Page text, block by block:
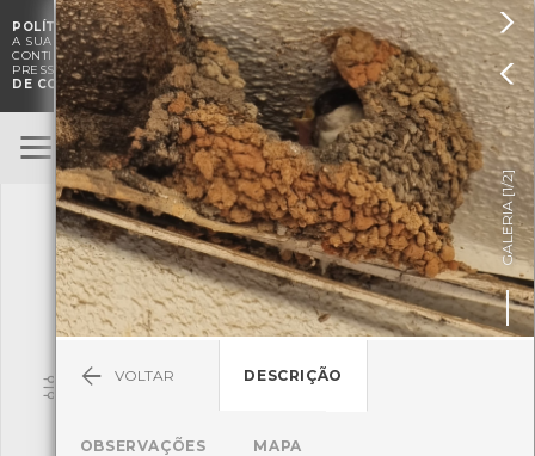
POLÍTICA DE COOKIES. O CMIA UTILIZA COOKIES PARA MELHORAR
A SUA EXPERIÊNCIA DE NAVEGAÇÃO E PARA FINS ESTATÍSTICOS.A
CONTINUAÇÃO DA UTILIZAÇÃO DESTE WEBSITE E SERVIÇOS
PRESSUPÕE A ACEITAÇÃO DA UTILIZAÇÃO DE COOKIES.POLÍTICA
DE COOKIES

ENTRAR
BioRegisto
TERMOS DE UTILIZAÇÃO
SUBMETER OBSERVAÇÃO
Pesquisa


GALERIA [
1/2
]
VOLTAR DESCRIÇÃO
OBSERVAÇÕES MAPA